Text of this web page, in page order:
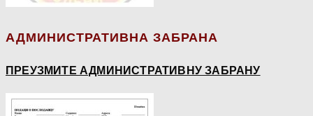
АДМИНИСТРАТИВНА ЗАБРАНА
ПРЕУЗМИТЕ АДМИНИСТРАТИВНУ ЗАБРАНУ